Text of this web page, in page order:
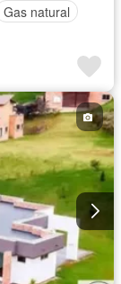
Gas natural